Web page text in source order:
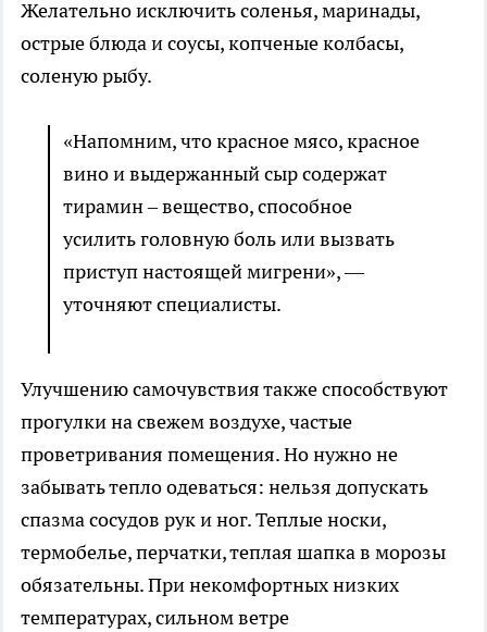
Желательно исключить соленья, маринады,
острые блюда и соусы, копченые колбасы,
соленую рыбу.
«Напомним, что красное мясо, красное
вино и выдержанный сыр содержат
тирамин – вещество, способное
усилить головную боль или вызвать
приступ настоящей мигрени», —
уточняют специалисты.
Улучшению самочувствия также способствуют
прогулки на свежем воздухе, частые
проветривания помещения. Но нужно не
забывать тепло одеваться: нельзя допускать
спазма сосудов рук и ног. Теплые носки,
термобелье, перчатки, теплая шапка в морозы
обязательны. При некомфортных низких
температурах, сильном ветре